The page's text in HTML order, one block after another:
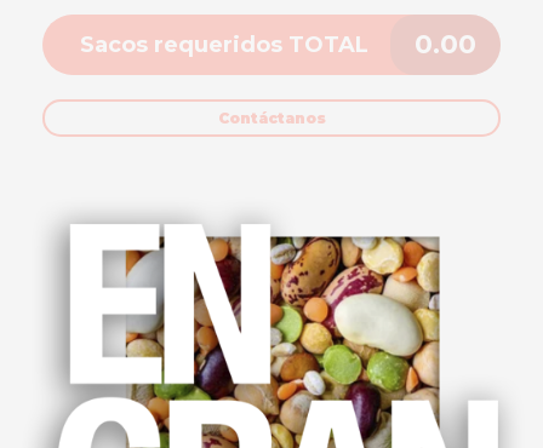
Sacos requeridos TOTAL 0.00
Contáctanos